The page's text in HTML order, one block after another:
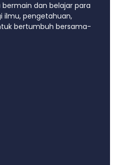
bermain dan belajar para
ilmu, pengetahuan,
bertumbuh bersama-